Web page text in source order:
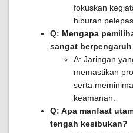
fokuskan
hiburan
Q: Mengapa
sangat
A: Jaringan
memastikan
serta
keamanan.
Q: Apa manfaat
tengah kesibukan?